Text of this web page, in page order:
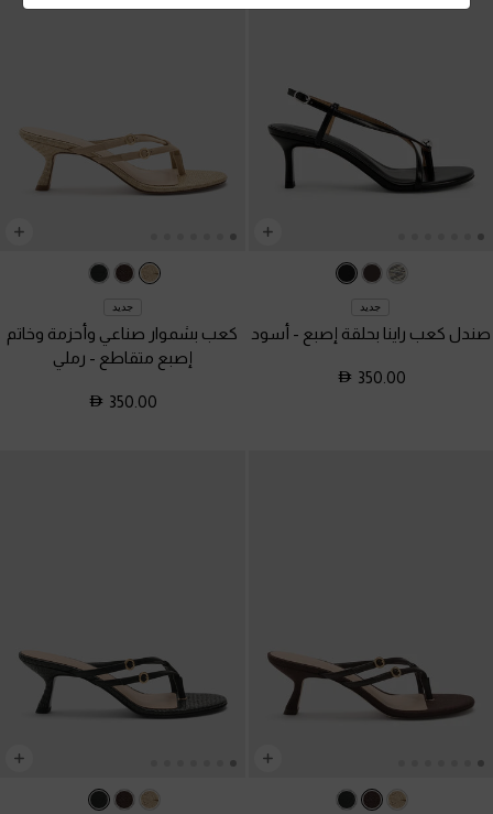
جديد
صندل كعب راينا بحلقة إصبع - أسود
350.00
جديد
كعب بشموار صناعي وأحزمة وخاتم
إصبع متقاطع - رملي
350.00